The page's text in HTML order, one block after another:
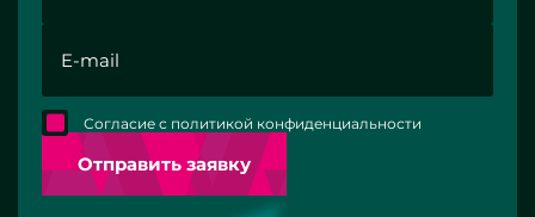
Отправить заявку
Согласие с политикой конфиденциальности